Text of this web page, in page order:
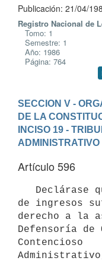
Publicación: 21/04/
Registro Nacional de
Tomo: 1
Semestre: 1
Año: 1986
Página: 764
SECCION V -
DE LA
INCISO 19 -
ADMINISTRATIVO
Artículo 596
de ingresos
derecho a la
Defensoría
Contencioso